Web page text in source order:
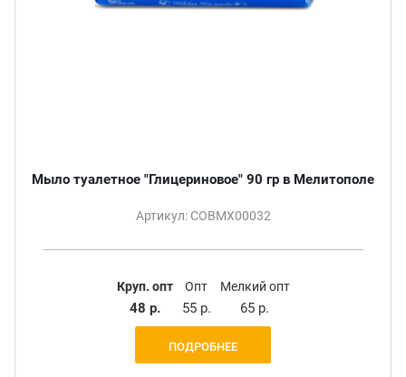
Мыло туалетное "Глицериновое" 90 гр в Мелитополе
Артикул: СОВМХ00032
Круп. опт
48 р.
Опт
55 р.
Мелкий опт
65 р.
ПОДРОБНЕЕ